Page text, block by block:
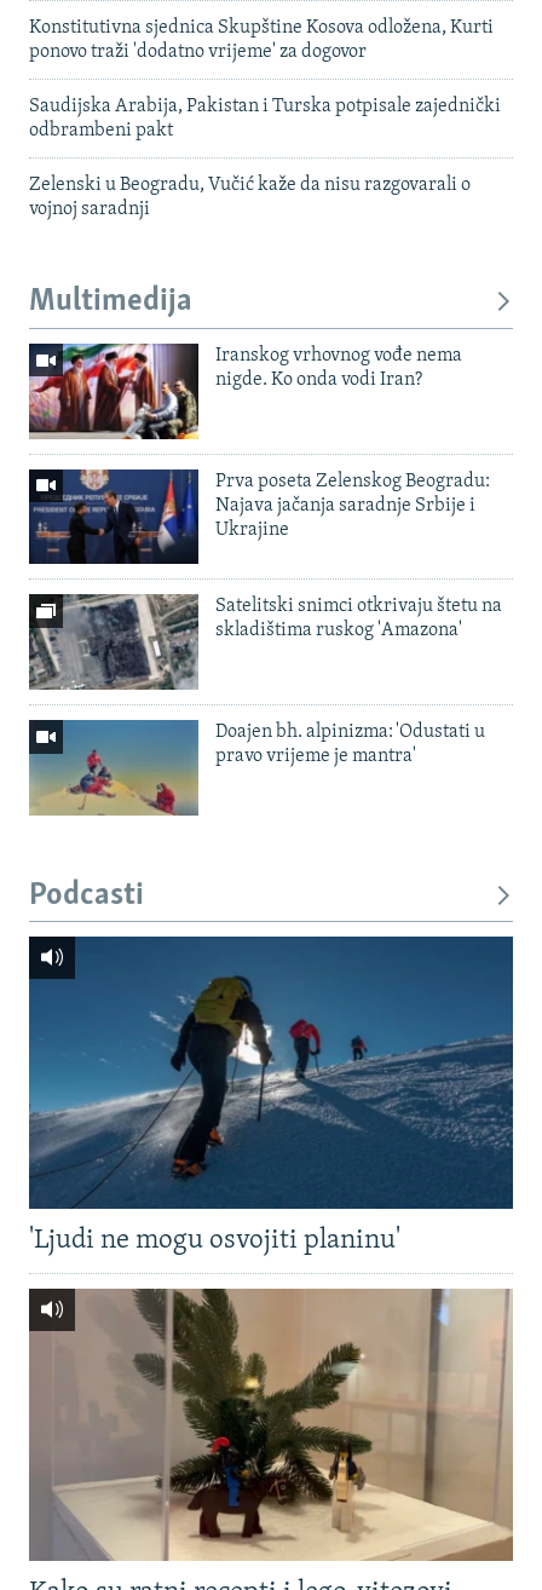
Konstitutivna sjednica Skupštine Kosova odložena, Kurti
ponovo traži 'dodatno vrijeme' za dogovor
Saudijska Arabija, Pakistan i Turska potpisale zajednički
odbrambeni pakt
Zelenski u Beogradu, Vučić kaže da nisu razgovarali o
vojnoj saradnji
Multimedija
Iranskog vrhovnog vođe nema
nigde. Ko onda vodi Iran?
Prva poseta Zelenskog Beogradu:
Najava jačanja saradnje Srbije i
Ukrajine
Satelitski snimci otkrivaju štetu na
skladištima ruskog 'Amazona'
Doajen bh. alpinizma: 'Odustati u
pravo vrijeme je mantra'
Podcasti
'Ljudi ne mogu osvojiti planinu'